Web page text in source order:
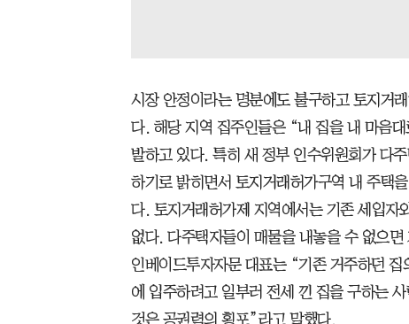
시장 안정이라는 명분에도 불구하고 토지거
다. 해당 지역 집주인들은 “내 집을 내 마음
발하고 있다. 특히 새 정부 인수위원회가 다
하기로 밝히면서 토지거래허가구역 내 주택
다. 토지거래허가제 지역에서는 기존 세입자
없다. 다주택자들이 매물을 내놓을 수 없으
인베이드투자자문 대표는 “기존 거주하던
에 입주하려고 일부러 전세 낀 집을 구하는
것은 공권력의 횡포”라고 말했다.